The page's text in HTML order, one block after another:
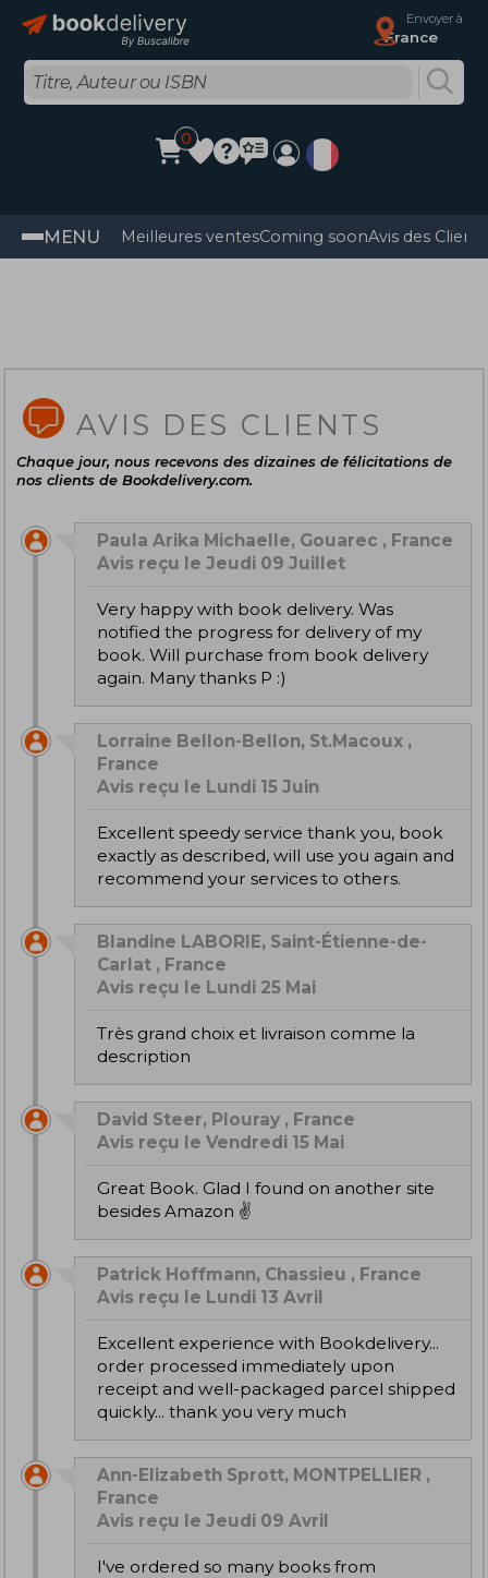
Envoyer à
France
0
MENU Meilleures ventesComing soonAvis des Clients
AVIS DES CLIENTS
Chaque jour, nous recevons des dizaines de félicitations de
nos clients de Bookdelivery.com.
Paula Arika Michaelle, Gouarec , France
Avis reçu le Jeudi 09 Juillet
Very happy with book delivery. Was
notified the progress for delivery of my
book. Will purchase from book delivery
again. Many thanks P :)
Lorraine Bellon-Bellon, St.Macoux ,
France
Avis reçu le Lundi 15 Juin
Excellent speedy service thank you, book
exactly as described, will use you again and
recommend your services to others.
Blandine LABORIE, Saint-Étienne-de-
Carlat , France
Avis reçu le Lundi 25 Mai
Très grand choix et livraison comme la
description
David Steer, Plouray , France
Avis reçu le Vendredi 15 Mai
Great Book. Glad I found on another site
besides Amazon ✌️
Patrick Hoffmann, Chassieu , France
Avis reçu le Lundi 13 Avril
Excellent experience with Bookdelivery...
order processed immediately upon
receipt and well-packaged parcel shipped
quickly... thank you very much
Ann-Elizabeth Sprott, MONTPELLIER ,
France
Avis reçu le Jeudi 09 Avril
I've ordered so many books from